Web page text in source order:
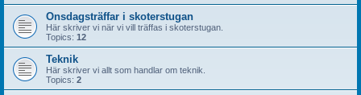
Onsdagsträffar i skoterstugan
Här skriver vi när vi vill träffas i skoterstugan.
Topics: 12
Teknik
Här skriver vi allt som handlar om teknik.
Topics: 2